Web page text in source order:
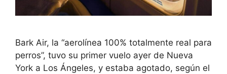
​Bark Air, la “aerolínea 100% totalmente real para
perros”, tuvo su primer vuelo ayer de Nueva
York a Los Ángeles, y estaba agotado, según el